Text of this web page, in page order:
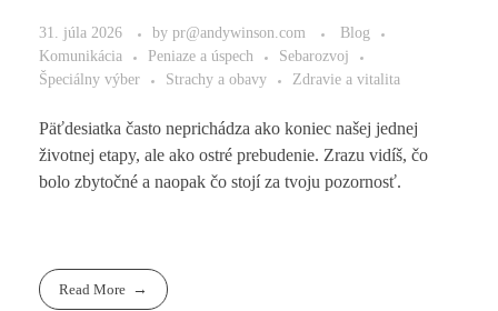
31. júla 2026 by pr@andywinson.com
Blog
Komunikácia
Peniaze a úspech
Sebarozvoj
Špeciálny výber
Strachy a obavy Zdravie a vitalita
Päťdesiatka často neprichádza ako koniec našej jednej
životnej etapy, ale ako ostré prebudenie. Zrazu vidíš, čo
bolo zbytočné a naopak čo stojí za tvoju pozornosť.
Read More